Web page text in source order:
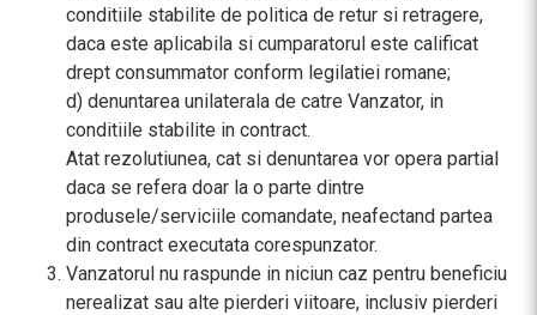
conditiile stabilite de politica de retur si retragere,
daca este aplicabila si cumparatorul este calificat
drept consummator conform legilatiei romane;
d) denuntarea unilaterala de catre Vanzator, in
conditiile stabilite in contract.
Atat rezolutiunea, cat si denuntarea vor opera partial
daca se refera doar la o parte dintre
produsele/serviciile comandate, neafectand partea
din contract executata corespunzator.
Vanzatorul nu raspunde in niciun caz pentru beneficiu
nerealizat sau alte pierderi viitoare, inclusiv pierderi